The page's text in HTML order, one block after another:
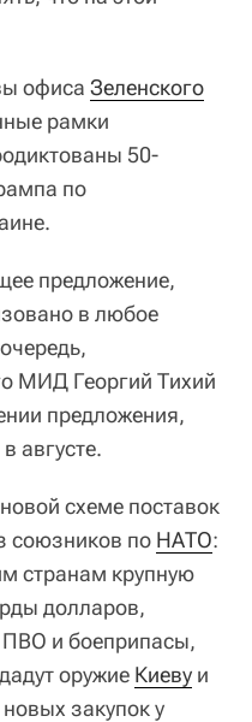
офиса Зеленского
рамки
50-
по
предложение,
в любое
МИД Георгий Тихий
предложения,
августе.
схеме поставок
союзников по НАТО:
странам крупную
долларов,
и боеприпасы,
оружие Киеву и
закупок у